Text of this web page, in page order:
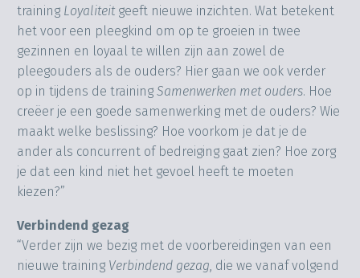
training Loyaliteit geeft nieuwe inzichten. Wat betekent
het voor een pleegkind om op te groeien in twee
gezinnen en loyaal te willen zijn aan zowel de
pleegouders als de ouders? Hier gaan we ook verder
op in tijdens de training Samenwerken met ouders. Hoe
creëer je een goede samenwerking met de ouders? Wie
maakt welke beslissing? Hoe voorkom je dat je de
ander als concurrent of bedreiging gaat zien? Hoe zorg
je dat een kind niet het gevoel heeft te moeten
kiezen?”
Verbindend gezag
“Verder zijn we bezig met de voorbereidingen van een
nieuwe training Verbindend gezag, die we vanaf volgend